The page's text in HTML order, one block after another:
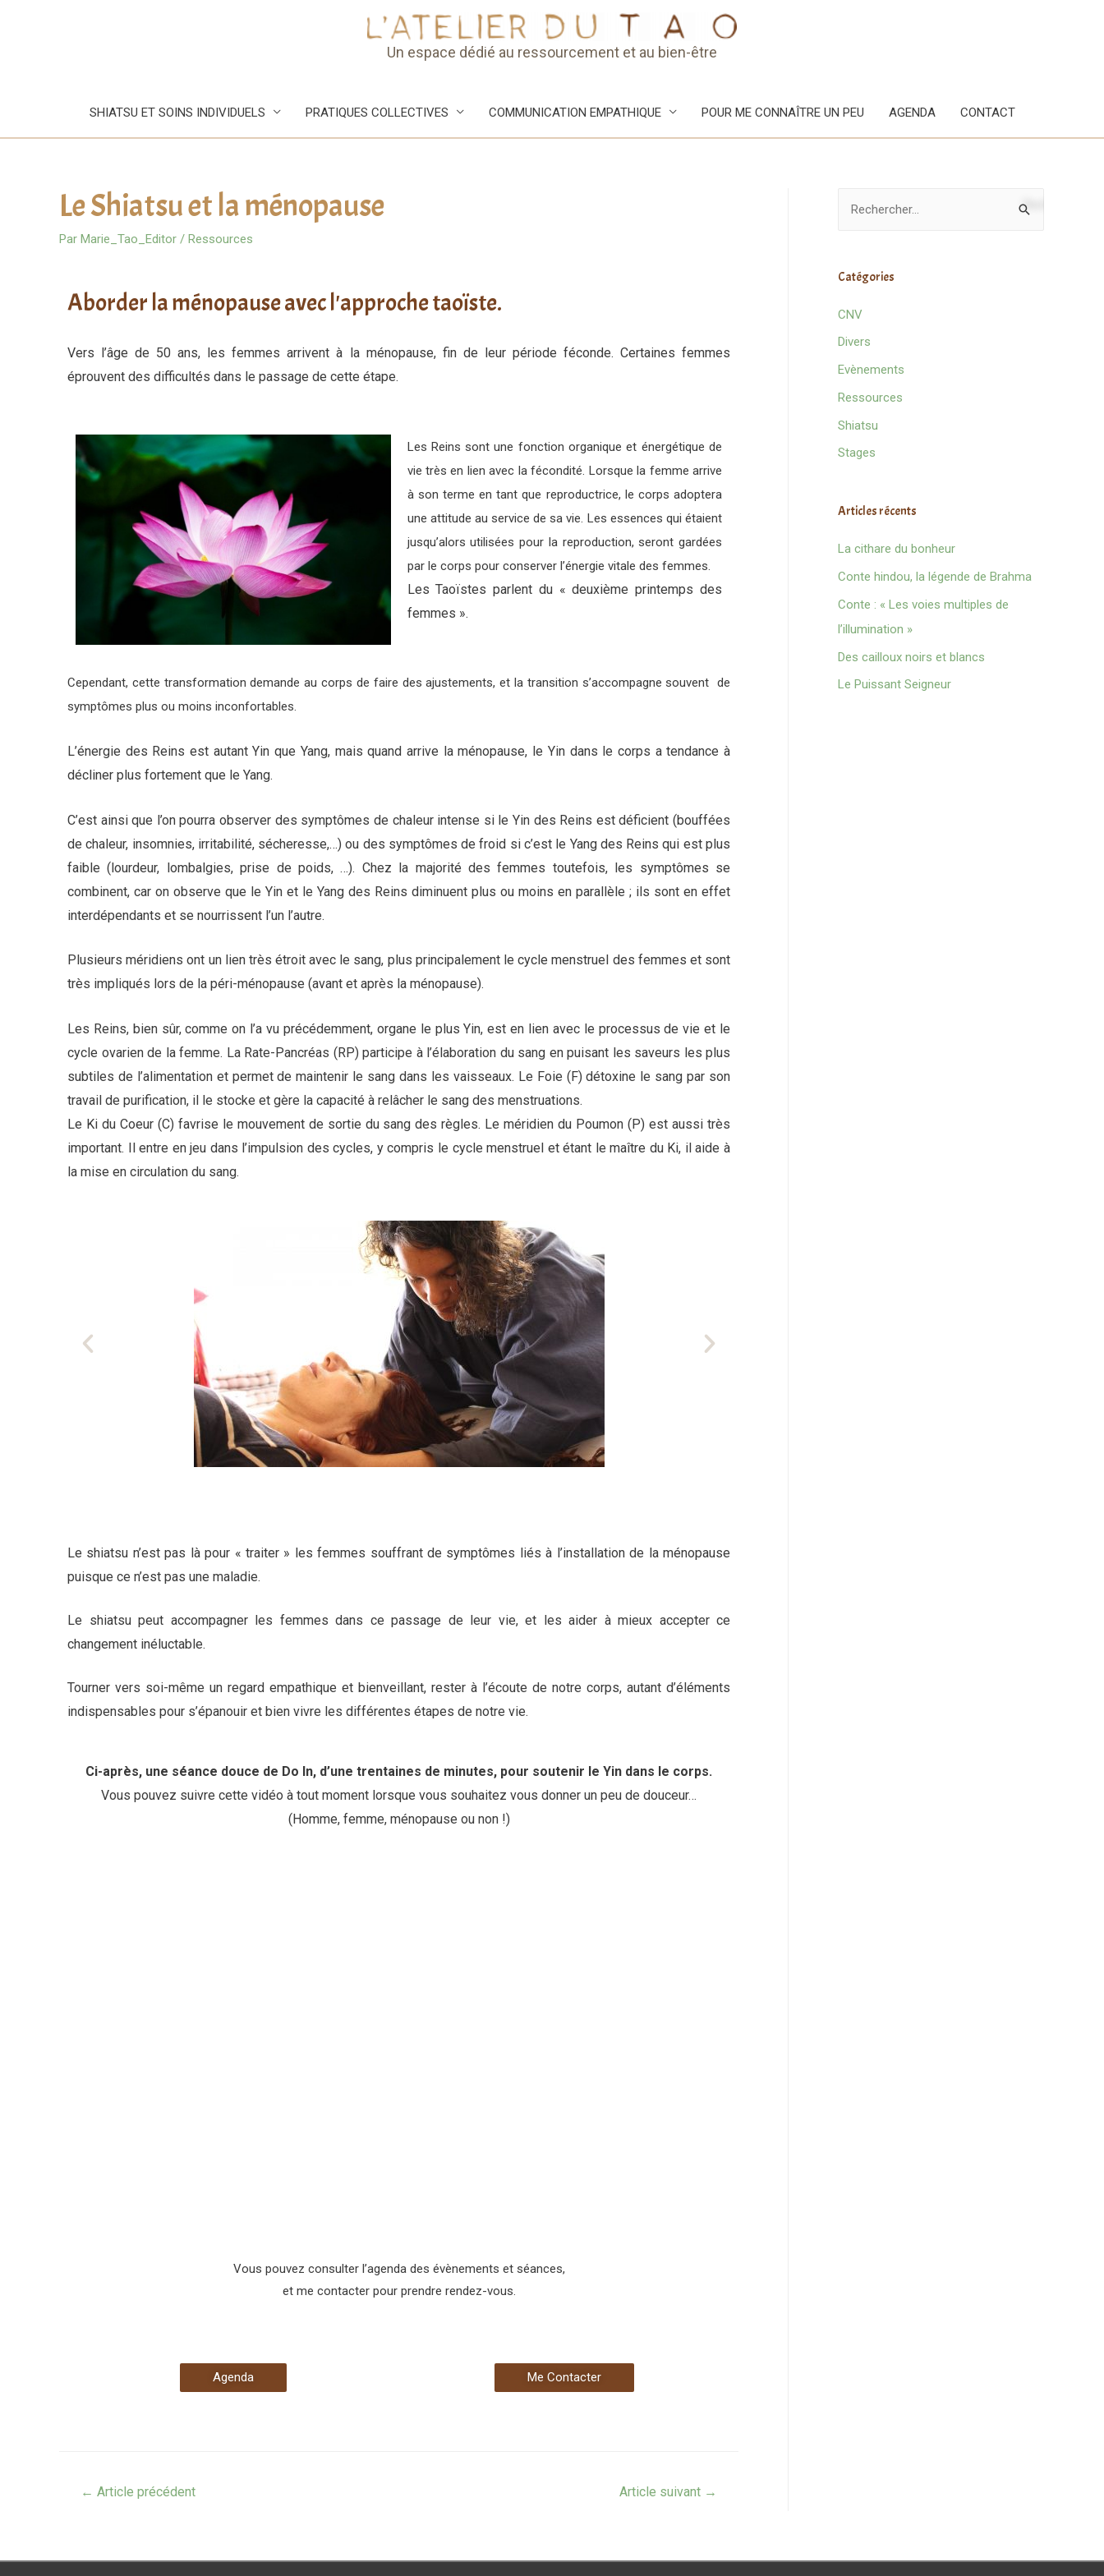
Un espace dédié au ressourcement et au bien-être
SHIATSU ET SOINS INDIVIDUELS PRATIQUES COLLECTIVES COMMUNICATION EMPATHIQUE POUR ME CONNAÎTRE UN PEU AGENDA CONTACT
Le Shiatsu et la ménopause
Par Marie_Tao_Editor / Ressources
Aborder la ménopause avec l'approche taoïste.
Vers l’âge de 50 ans, les femmes arrivent à la ménopause, fin de leur période féconde. Certaines femmes
éprouvent des difficultés dans le passage de cette étape.
Les Reins sont une fonction organique et énergétique de
vie très en lien avec la fécondité. Lorsque la femme arrive
à son terme en tant que reproductrice, le corps adoptera
une attitude au service de sa vie. Les essences qui étaient
jusqu’alors utilisées pour la reproduction, seront gardées
par le corps pour conserver l’énergie vitale des femmes.
Les Taoïstes parlent du « deuxième printemps des
femmes ».
Cependant, cette transformation demande au corps de faire des ajustements, et la transition s’accompagne souvent de
symptômes plus ou moins inconfortables.
L’énergie des Reins est autant Yin que Yang, mais quand arrive la ménopause, le Yin dans le corps a tendance à
décliner plus fortement que le Yang.
C’est ainsi que l’on pourra observer des symptômes de chaleur intense si le Yin des Reins est déficient (bouffées
de chaleur, insomnies, irritabilité, sécheresse,…) ou des symptômes de froid si c’est le Yang des Reins qui est plus
faible (lourdeur, lombalgies, prise de poids, …). Chez la majorité des femmes toutefois, les symptômes se
combinent, car on observe que le Yin et le Yang des Reins diminuent plus ou moins en parallèle ; ils sont en effet
interdépendants et se nourrissent l’un l’autre.
Plusieurs méridiens ont un lien très étroit avec le sang, plus principalement le cycle menstruel des femmes et sont
très impliqués lors de la péri-ménopause (avant et après la ménopause).
Les Reins, bien sûr, comme on l’a vu précédemment, organe le plus Yin, est en lien avec le processus de vie et le
cycle ovarien de la femme. La Rate-Pancréas (RP) participe à l’élaboration du sang en puisant les saveurs les plus
subtiles de l’alimentation et permet de maintenir le sang dans les vaisseaux. Le Foie (F) détoxine le sang par son
travail de purification, il le stocke et gère la capacité à relâcher le sang des menstruations.
Le Ki du Coeur (C) favrise le mouvement de sortie du sang des règles. Le méridien du Poumon (P) est aussi très
important. Il entre en jeu dans l’impulsion des cycles, y compris le cycle menstruel et étant le maître du Ki, il aide à
la mise en circulation du sang.
Le shiatsu n’est pas là pour « traiter » les femmes souffrant de symptômes liés à l’installation de la ménopause
puisque ce n’est pas une maladie.
Le shiatsu peut accompagner les femmes dans ce passage de leur vie, et les aider à mieux accepter ce
changement inéluctable.
Tourner vers soi-même un regard empathique et bienveillant, rester à l’écoute de notre corps, autant d’éléments
indispensables pour s’épanouir et bien vivre les différentes étapes de notre vie.
Ci-après, une séance douce de Do In, d’une trentaines de minutes, pour soutenir le Yin dans le corps.
Vous pouvez suivre cette vidéo à tout moment lorsque vous souhaitez vous donner un peu de douceur…
(Homme, femme, ménopause ou non !)
Vous pouvez consulter l’agenda des évènements et séances,
et me contacter pour prendre rendez-vous.
Agenda Me Contacter
← Article précédent Article suivant →
Catégories
CNV
Divers
Evènements
Ressources
Shiatsu
Stages
Articles récents
La cithare du bonheur
Conte hindou, la légende de Brahma
Conte : « Les voies multiples de
l’illumination »
Des cailloux noirs et blancs
Le Puissant Seigneur